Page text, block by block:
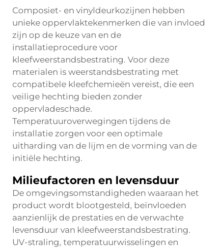
Composiet- en vinyldeurkozijnen hebben
unieke oppervlaktekenmerken die van invloed
zijn op de keuze van en de
installatieprocedure voor
kleefweerstandsbestrating. Voor deze
materialen is weerstandsbestrating met
compatibele kleefchemieën vereist, die een
veilige hechting bieden zonder
oppervladeschade.
Temperatuuroverwegingen tijdens de
installatie zorgen voor een optimale
uitharding van de lijm en de vorming van de
initiële hechting.
Milieufactoren en levensduur
De omgevingsomstandigheden waaraan het
product wordt blootgesteld, beïnvloeden
aanzienlijk de prestaties en de verwachte
levensduur van kleefweerstandsbestrating.
UV-straling, temperatuurwisselingen en